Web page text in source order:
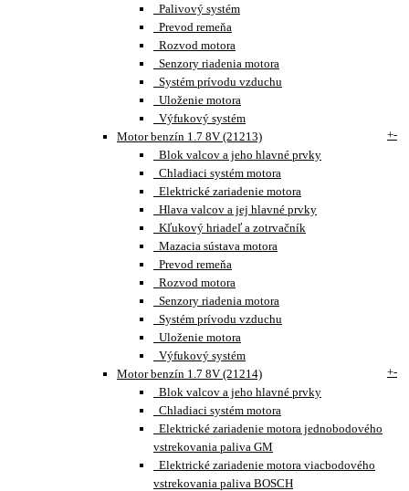
Palivový systém
Prevod remeňa
Rozvod motora
Senzory riadenia motora
Systém prívodu vzduchu
Uloženie motora
Výfukový systém
Motor benzín 1.7 8V (21213)
+-
Blok valcov a jeho hlavné prvky
Chladiaci systém motora
Elektrické zariadenie motora
Hlava valcov a jej hlavné prvky
Kľukový hriadeľ a zotrvačník
Mazacia sústava motora
Prevod remeňa
Rozvod motora
Senzory riadenia motora
Systém prívodu vzduchu
Uloženie motora
Výfukový systém
Motor benzín 1.7 8V (21214)
+-
Blok valcov a jeho hlavné prvky
Chladiaci systém motora
Elektrické zariadenie motora jednobodového
vstrekovania paliva GM
Elektrické zariadenie motora viacbodového
vstrekovania paliva BOSCH